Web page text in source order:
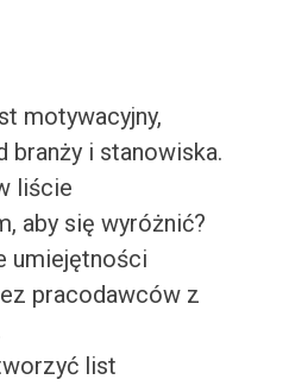
motywacyjny,
branży i stanowiska.
liście
aby się wyróżnić?
umiejętności
pracodawców z
list